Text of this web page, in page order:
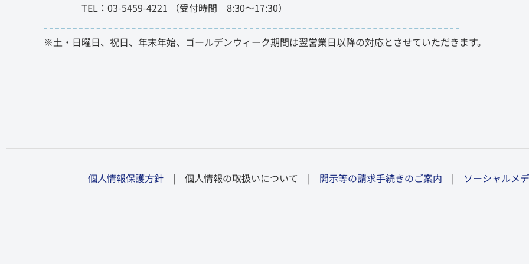
TEL：03-5459-4221 （受付時間 8:30～17:30）
※土・日曜日、祝日、年末年始、ゴールデンウィーク期間は翌営業日以降の対応とさせていただきます。
個人情報保護方針| 個人情報の取扱いについて | 開示等の請求手続きのご案内 | ソーシャルメ